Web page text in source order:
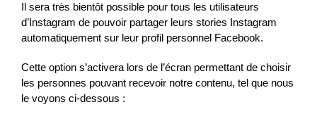
Il sera très bientôt possible pour tous les utilisateurs
d’Instagram de pouvoir partager leurs stories Instagram
automatiquement sur leur profil personnel Facebook.
Cette option s’activera lors de l’écran permettant de choisir
les personnes pouvant recevoir notre contenu, tel que nous
le voyons ci-dessous :